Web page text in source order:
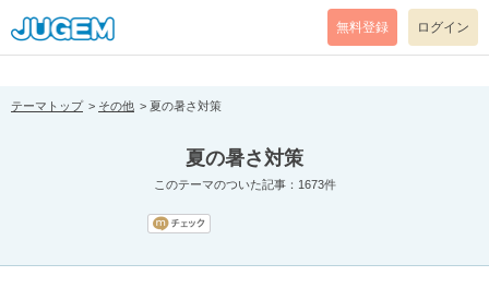
[pear_error: message="Success" code=0 mode=return level=notice
prefix="" info=""]
無料登録 ログイン
テーマトップ その他 夏の暑さ対策
夏の暑さ対策
このテーマのついた記事：1673件